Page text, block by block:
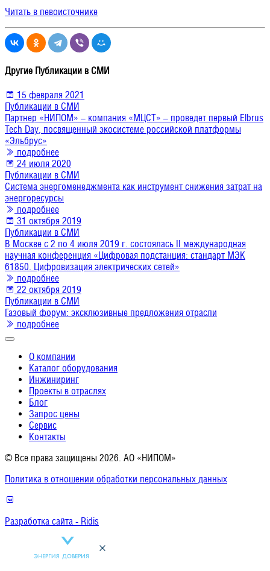
Читать в певоисточнике
Другие Публикации в СМИ
15 февраля 2021
Публикации в СМИ
Партнер «НИПОМ» – компания «МЦСТ» – проведет первый Elbrus
Tech Day, посвященный экосистеме российской платформы
«Эльбрус»
подробнее
24 июля 2020
Публикации в СМИ
Система энергоменеджмента как инструмент снижения затрат на
энергоресурсы
подробнее
31 октября 2019
Публикации в СМИ
В Москве с 2 по 4 июля 2019 г. состоялась II международная
научная конференция «Цифровая подстанция: стандарт МЭК
61850. Цифровизация электрических сетей»
подробнее
22 октября 2019
Публикации в СМИ
Газовый форум: эксклюзивные предложения отрасли
подробнее
О компании
Каталог оборудования
Инжиниринг
Проекты в отраслях
Блог
Запрос цены
Сервис
Контакты
© Все права защищены 2026. АО «НИПОМ»
Политика в отношении обработки персональных данных
Разработка сайта - Ridis